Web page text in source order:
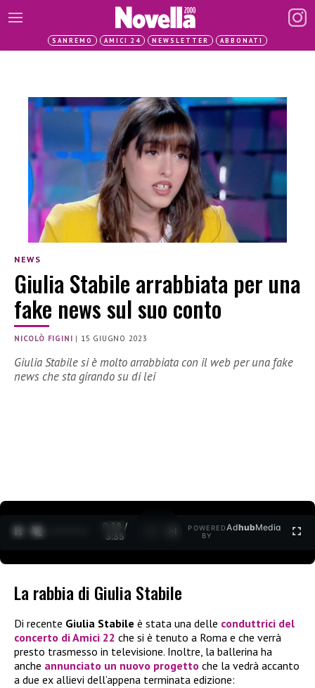
SANREMO AMICI 24 NEWSLETTER ABBONATI
NEWS
Giulia Stabile arrabbiata per una
fake news sul suo conto
NICOLÒ FIGINI | 15 GIUGNO 2023
Giulia Stabile si è molto arrabbiata con il web per una fake
news che sta girando su di lei
0:30 /
3:35
POWERED
BY
AdhubMedia
La rabbia di Giulia Stabile
Di recente Giulia Stabile è stata una delle conduttrici del
concerto di Amici 22 che si è tenuto a Roma e che verrà
presto trasmesso in televisione. Inoltre, la ballerina ha
anche annunciato un nuovo progetto che la vedrà accanto
a due ex allievi dell’appena terminata edizione: